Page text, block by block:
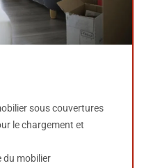
sous couvertures
le chargement et
du mobilier